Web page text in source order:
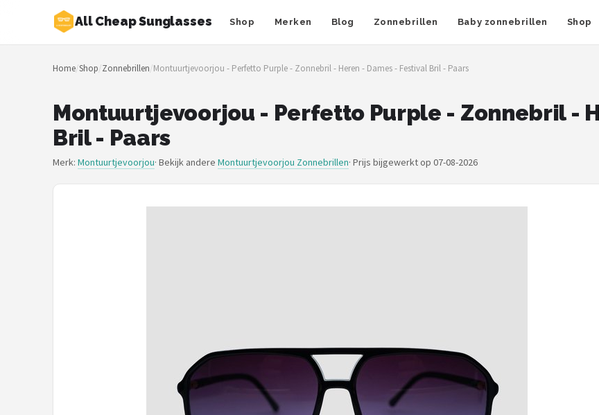
All Cheap Sunglasses Shop Merken Blog Zonnebrillen Baby zonnebrillen Shop
Zoeken
NAVIGATIE
Merken
Blog
Home/Shop/Zonnebrillen/Montuurtjevoorjou - Perfetto Purple - Zonnebril - Heren - Dames - Festival Bril - Paars
Montuurtjevoorjou - Perfetto Purple - Zonnebril -
Bril - Paars
Merk: Montuurtjevoorjou· Bekijk andere Montuurtjevoorjou Zonnebrillen· Prijs bijgewerkt op 07-08-2026